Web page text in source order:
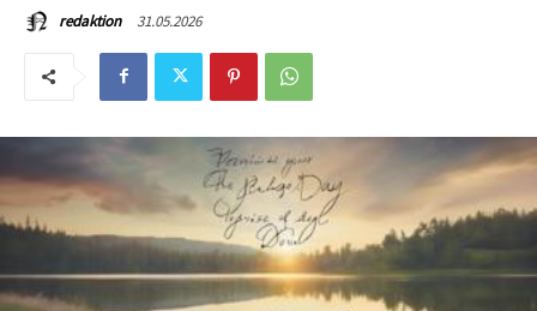
redaktion 31.05.2026